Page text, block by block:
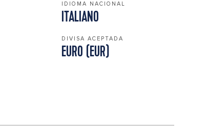
IDIOMA NACIONAL
ITALIANO
DIVISA ACEPTADA
EURO (EUR)